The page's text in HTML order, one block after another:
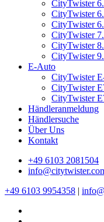
CityTwister
CityTwister
CityTwister
CityTwister
CityTwister
CityTwister
E-Auto
CityTwister
CityTwister
CityTwister
Händleranmeldung
Händlersuche
Über Uns
Kontakt
+49 6103 2081504
+49 6103 9954358 |